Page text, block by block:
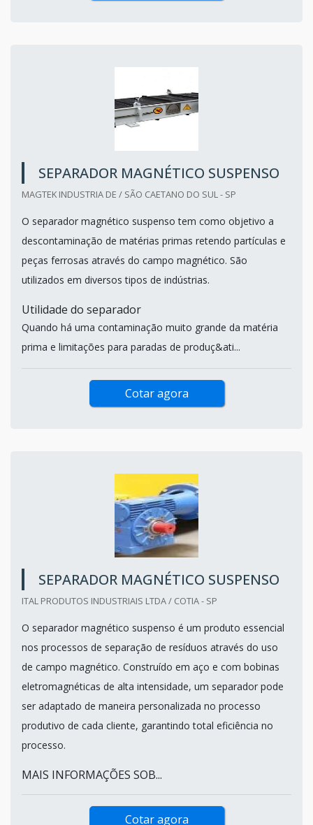
SEPARADOR MAGNÉTICO SUSPENSO
MAGTEK INDUSTRIA DE / SÃO CAETANO DO SUL - SP
O separador magnético suspenso tem como objetivo a
descontaminação de matérias primas retendo partículas e
peças ferrosas através do campo magnético. São
utilizados em diversos tipos de indústrias.
Utilidade do separador
Quando há uma contaminação muito grande da matéria
prima e limitações para paradas de produç&ati...
Cotar agora
SEPARADOR MAGNÉTICO SUSPENSO
ITAL PRODUTOS INDUSTRIAIS LTDA / COTIA - SP
O separador magnético suspenso é um produto essencial
nos processos de separação de resíduos através do uso
de campo magnético. Construído em aço e com bobinas
eletromagnéticas de alta intensidade, um separador pode
ser adaptado de maneira personalizada no processo
produtivo de cada cliente, garantindo total eficiência no
processo.
MAIS INFORMAÇÕES SOB...
Cotar agora